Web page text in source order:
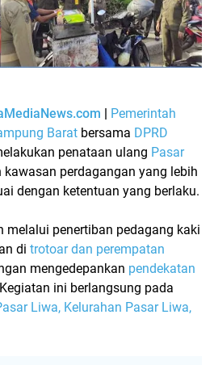
| Pemerintah
Barat bersama DPRD
penataan ulang Pasar
perdagangan yang lebih
dengan ketentuan yang berlaku.
melalui penertiban pedagang kaki
di trotoar dan perempatan
mengedepankan pendekatan
ini berlangsung pada
Liwa, Kelurahan Pasar Liwa,